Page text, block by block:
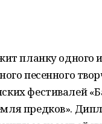
планку одного
песенного
фестивалей
предков».